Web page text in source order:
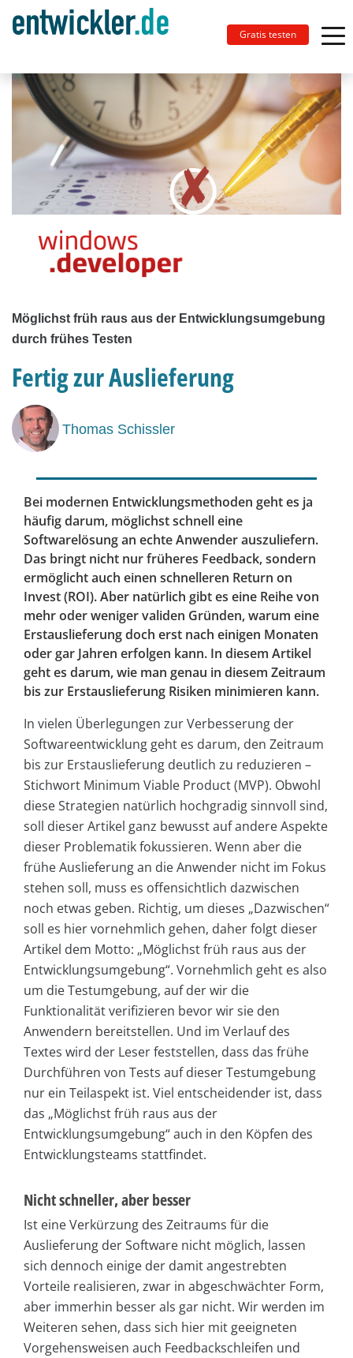
Gratis testen
Möglichst früh raus aus der Entwicklungsumgebung
durch frühes Testen
Fertig zur Auslieferung
Thomas Schissler
Bei modernen Entwicklungsmethoden geht es ja
häufig darum, möglichst schnell eine
Softwarelösung an echte Anwender auszuliefern.
Das bringt nicht nur früheres Feedback, sondern
ermöglicht auch einen schnelleren Return on
Invest (ROI). Aber natürlich gibt es eine Reihe von
mehr oder weniger validen Gründen, warum eine
Erstauslieferung doch erst nach einigen Monaten
oder gar Jahren erfolgen kann. In diesem Artikel
geht es darum, wie man genau in diesem Zeitraum
bis zur Erstauslieferung Risiken minimieren kann.
In vielen Überlegungen zur Verbesserung der
Softwareentwicklung geht es darum, den Zeitraum
bis zur Erstauslieferung deutlich zu reduzieren –
Stichwort Minimum Viable Product (MVP). Obwohl
diese Strategien natürlich hochgradig sinnvoll sind,
soll dieser Artikel ganz bewusst auf andere Aspekte
dieser Problematik fokussieren. Wenn aber die
frühe Auslieferung an die Anwender nicht im Fokus
stehen soll, muss es offensichtlich dazwischen
noch etwas geben. Richtig, um dieses „Dazwischen“
soll es hier vornehmlich gehen, daher folgt dieser
Artikel dem Motto: „Möglichst früh raus aus der
Entwicklungsumgebung“. Vornehmlich geht es also
um die Testumgebung, auf der wir die
Funktionalität verifizieren bevor wir sie den
Anwendern bereitstellen. Und im Verlauf des
Textes wird der Leser feststellen, dass das frühe
Durchführen von Tests auf dieser Testumgebung
nur ein Teilaspekt ist. Viel entscheidender ist, dass
das „Möglichst früh raus aus der
Entwicklungsumgebung“ auch in den Köpfen des
Entwicklungsteams stattfindet.
Nicht schneller, aber besser
Ist eine Verkürzung des Zeitraums für die
Auslieferung der Software nicht möglich, lassen
sich dennoch einige der damit angestrebten
Vorteile realisieren, zwar in abgeschwächter Form,
aber immerhin besser als gar nicht. Wir werden im
Weiteren sehen, dass sich hier mit geeigneten
Vorgehensweisen auch Feedbackschleifen und